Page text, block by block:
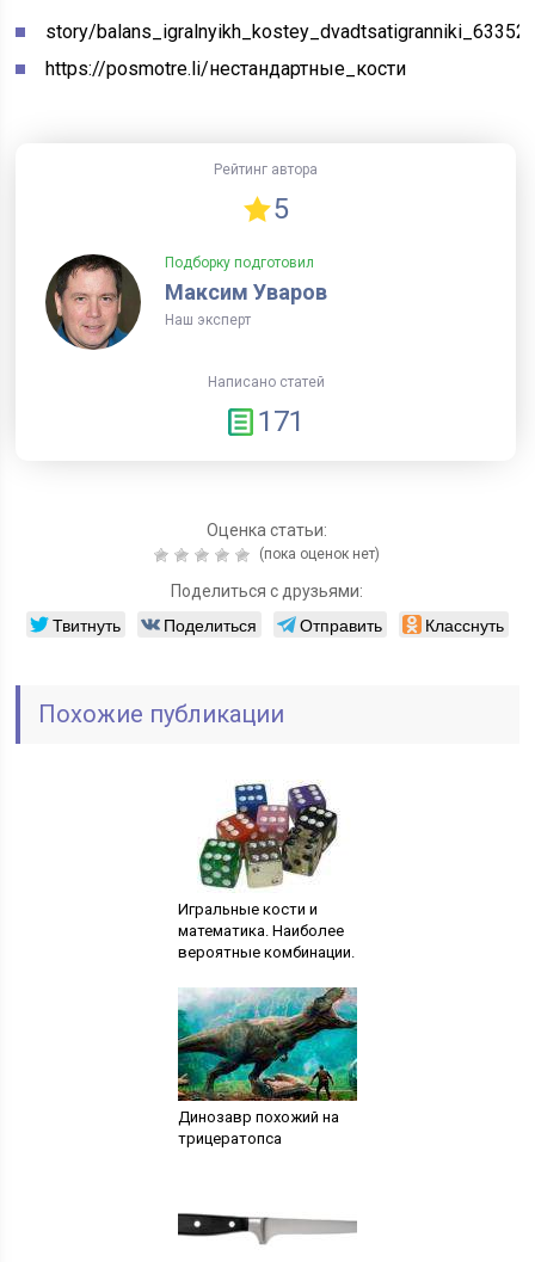
story/
https://posmotre.li/нестандартные_кости
Рейтинг автора
5
Подборку подготовил
Максим Уваров
Наш эксперт
Написано статей
171
Оценка статьи:
(пока оценок нет)
Поделиться с друзьями:
Твитнуть Поделиться Отправить Класснуть
Похожие публикации
Игральные кости и
математика. Наиболее
вероятные комбинации.
Динозавр похожий на
трицератопса